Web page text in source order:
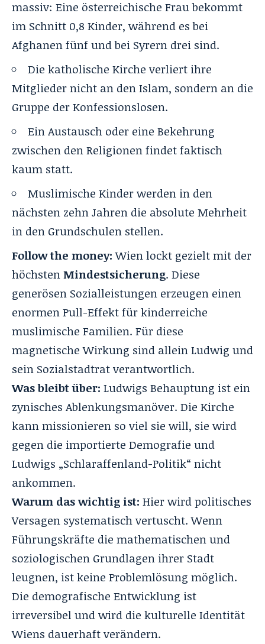
massiv: Eine österreichische Frau bekommt
im Schnitt 0,8 Kinder, während es bei
Afghanen fünf und bei Syrern drei sind.
Die katholische Kirche verliert ihre
Mitglieder nicht an den Islam, sondern an die
Gruppe der Konfessionslosen.
Ein Austausch oder eine Bekehrung
zwischen den Religionen findet faktisch
kaum statt.
Muslimische Kinder werden in den
nächsten zehn Jahren die absolute Mehrheit
in den Grundschulen stellen.
Follow the money:Wien lockt gezielt mit der
höchstenMindestsicherung. Diese
generösen Sozialleistungen erzeugen einen
enormen Pull-Effekt für kinderreiche
muslimische Familien. Für diese
magnetische Wirkung sind allein Ludwig und
sein Sozialstadtrat verantwortlich.
Was bleibt über: Ludwigs Behauptung ist ein
zynisches Ablenkungsmanöver. Die Kirche
kann missionieren so viel sie will, sie wird
gegen die importierte Demografie und
Ludwigs „Schlaraffenland-Politik“ nicht
ankommen.
Warum das wichtig ist: Hier wird politisches
Versagen systematisch vertuscht. Wenn
Führungskräfte die mathematischen und
soziologischen Grundlagen ihrer Stadt
leugnen, ist keine Problemlösung möglich.
Die demografische Entwicklung ist
irreversibel und wird die kulturelle Identität
Wiens dauerhaft verändern.